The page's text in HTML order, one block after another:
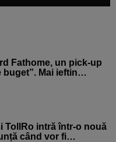
Fathome, un pick-up
buget”. Mai ieftin…
TollRo intră într-o nouă
când vor fi…